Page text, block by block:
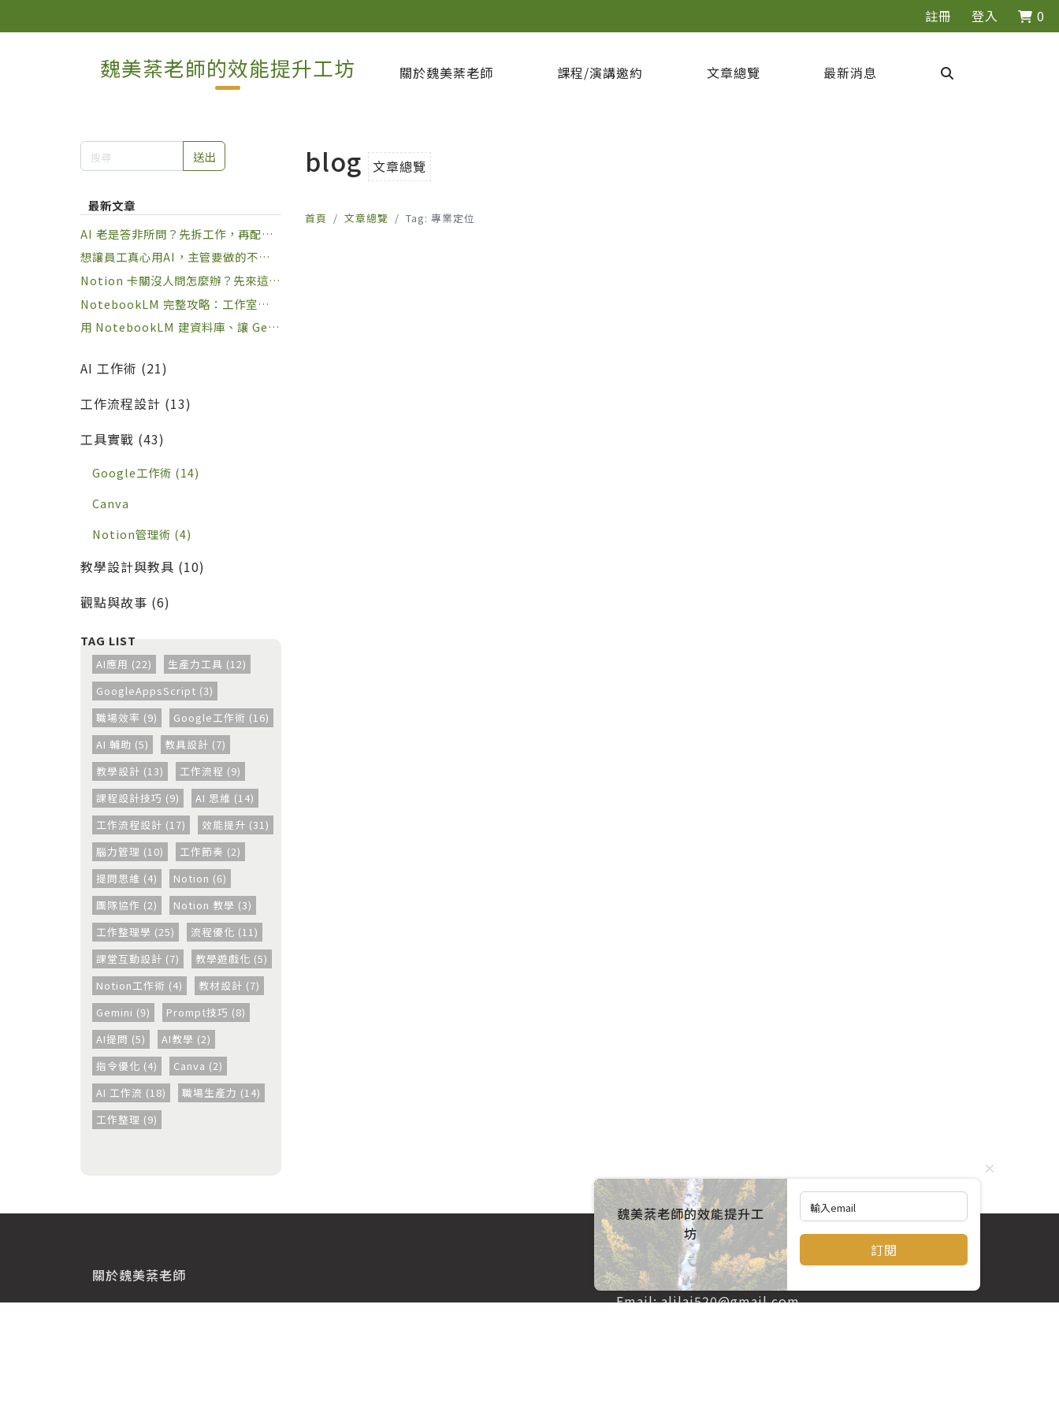
註冊 登入 0
魏美棻老師的效能提升工坊 關於魏美棻老師 課程/演講邀約 文章總覽 最新消息
送出
最新文章
AI 老是答非所問？先拆工作，再配角
色
想讓員工真心用AI，主管要做的不是
規定，是設計習慣
Notion 卡關沒人問怎麼辦？先來這裡
練幾局再說
NotebookLM 完整攻略：工作室九種
一鍵產出 + 下指令六大原則，讓知識
庫真正幫你做事
用 NotebookLM 建資料庫、讓 Gem
的實戰工作流
AI 工作術 (21)
工作流程設計 (13)
工具實戰 (43)
Google工作術 (14)
Canva
Notion管理術 (4)
教學設計與教具 (10)
觀點與故事 (6)
AI應用 (22)
生產力工具 (12)
GoogleAppsScript (3)
職場效率 (9)
Google工作術 (16)
AI 輔助 (5)
教具設計 (7)
教學設計 (13)
工作流程 (9)
課程設計技巧 (9)
AI 思維 (14)
工作流程設計 (17)
效能提升 (31)
腦力管理 (10)
工作節奏 (2)
提問思維 (4)
Notion (6)
團隊協作 (2)
Notion 教學 (3)
工作整理學 (25)
流程優化 (11)
課堂互動設計 (7)
教學遊戲化 (5)
Notion工作術 (4)
教材設計 (7)
Gemini (9)
Prompt技巧 (8)
AI提問 (5)
AI教學 (2)
指令優化 (4)
Canva (2)
AI 工作流 (18)
職場生產力 (14)
工作整理 (9)
blog 文章總覽
首頁 文章總覽 Tag: 專業定位
關於魏美棻老師
聯絡我們
Email:alilai520@gmail.com
魏美棻老師的效能提升工
坊
訂閱